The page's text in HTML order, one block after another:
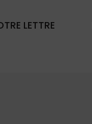
LETTRE